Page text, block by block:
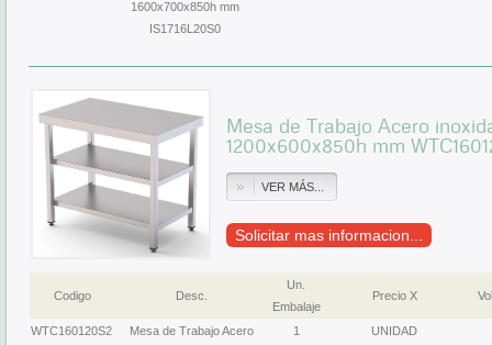
1600x700x850h mm
IS1716L20S0
Mesa de Trabajo Acero
1200x600x850h mm
VER MÁS...
Solicitar mas informacion...
Codigo Desc.
Un.
Embalaje
Precio X
WTC160120S2
Mesa de Trabajo Acero
1 UNIDAD